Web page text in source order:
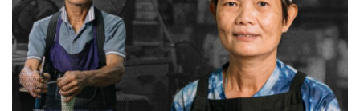
ค้นหา
SHARE TWEET LINE EMAIL